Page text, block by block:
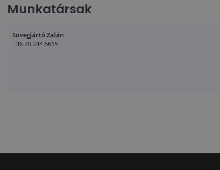
Munkatársak
Sövegjártó Zalán
+36 70 244 6615